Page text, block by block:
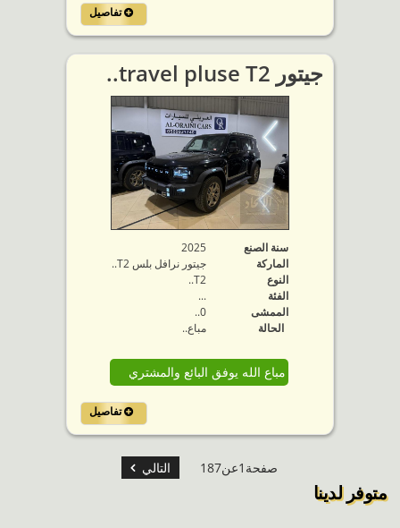
تفاصيل
جيتور travel pluse T2..
سنة الصنع
2025
الماركة
جيتور نرافل بلس T2..
النوع
T2..
الفئة
...
الممشى
0..
الحالة
مباع..
مباع الله يوفق البائع والمشتري
تفاصيل
صفحة1عن187 التالي
متوفر لدينا